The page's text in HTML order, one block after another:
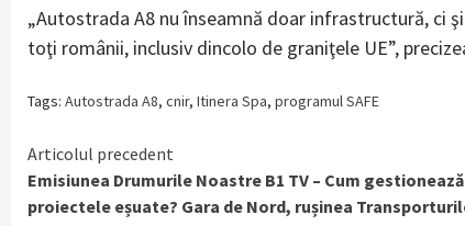
„Autostrada A8 nu înseamnă doar infrastructură, ci
toţi românii, inclusiv dincolo de graniţele UE”,
Tags: Autostrada A8, cnir, Itinera Spa, programul SAFE
Continue
Reading
Articolul precedent
Emisiunea Drumurile Noastre B1 TV – Cum gestionează
proiectele eșuate? Gara de Nord, rușinea